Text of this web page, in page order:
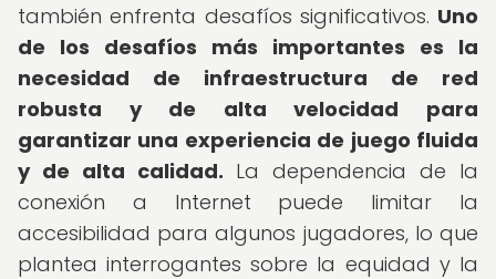
también enfrenta desafíos significativos. Uno
de los desafíos más importantes es la
necesidad de infraestructura de red
robusta y de alta velocidad para
garantizar una experiencia de juego fluida
y de alta calidad. La dependencia de la
conexión a Internet puede limitar la
accesibilidad para algunos jugadores, lo que
plantea interrogantes sobre la equidad y la